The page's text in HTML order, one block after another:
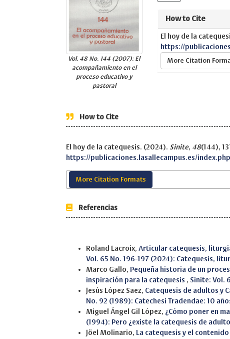
Vol. 48 No. 144 (2007): El
acompañamiento en el
proceso educativo y
pastoral
How to Cite
El hoy de la
https://
More Citation
How to Cite
El hoy de la catequesis. (2024). Sinite, 48(144),
https://publicaciones.lasallecampus.es/
More Citation Formats
Referencias
Roland Lacroix, Articular catequesis,
Vol. 65 No. 196-197 (2024): Catequesis,
Marco Gallo, Pequeña historia de un
inspiración para la catequesis , Sinite: Vol.
Jesús López Saez, Catequesis de adultos y
No. 92 (1989): Catechesi Tradendae: 10
Miguel Ángel Gil López, ¿Cómo poner en
(1994): Pero ¿existe la catequesis de
Jöel Molinario, La catequesis y el